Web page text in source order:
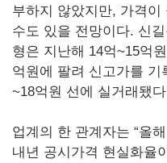
부하지 않았지만, 가격
수도 있을 전망이다. 신길
형은 지난해 14억~15억
억원에 팔려 신고가를 기
~18억원 선에 실거래됐
업계의 한 관계자는 “올
내년 공시가격 현실화율